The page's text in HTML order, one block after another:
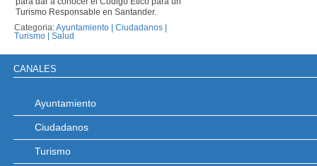
Turismo Responsable en Santander.
Categoria:Ayuntamiento Ciudadanos
Turismo
Salud
CANALES
Ayuntamiento
Ciudadanos
Turismo